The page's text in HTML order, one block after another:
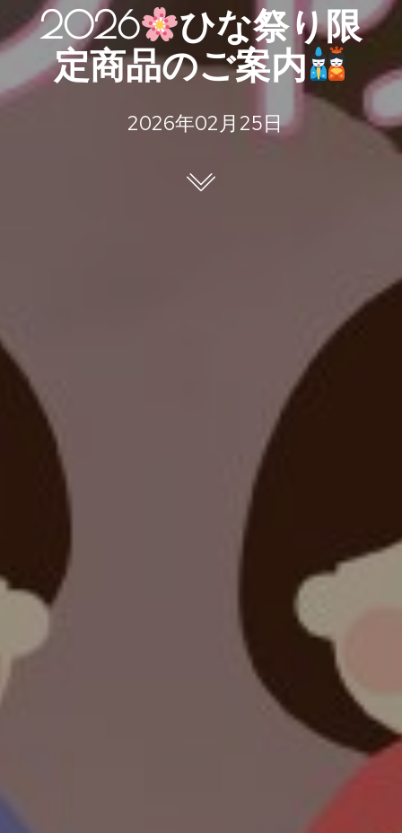
2026
ひな祭り限
定商品のご案内
2026年02月25日